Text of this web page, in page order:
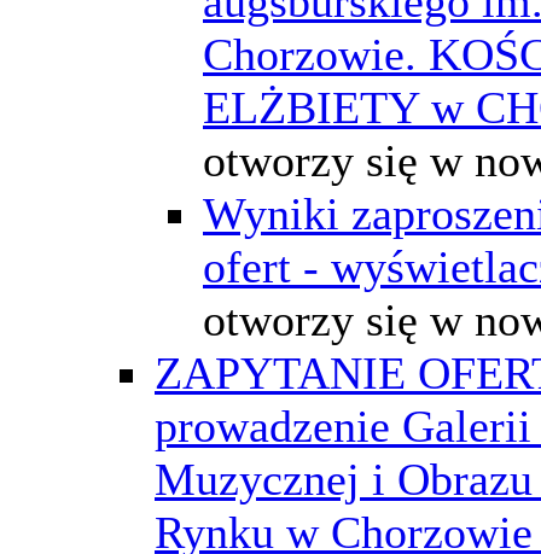
Chorzowie.
ELŻBIETY w
otworzy się w
Wyniki
ofert -
otworzy się w
ZAPYTANIE
prowadzenie
Muzycznej i
Rynku w